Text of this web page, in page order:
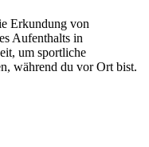
Erkundung von
Aufenthalts in
um sportliche
während du vor Ort bist.